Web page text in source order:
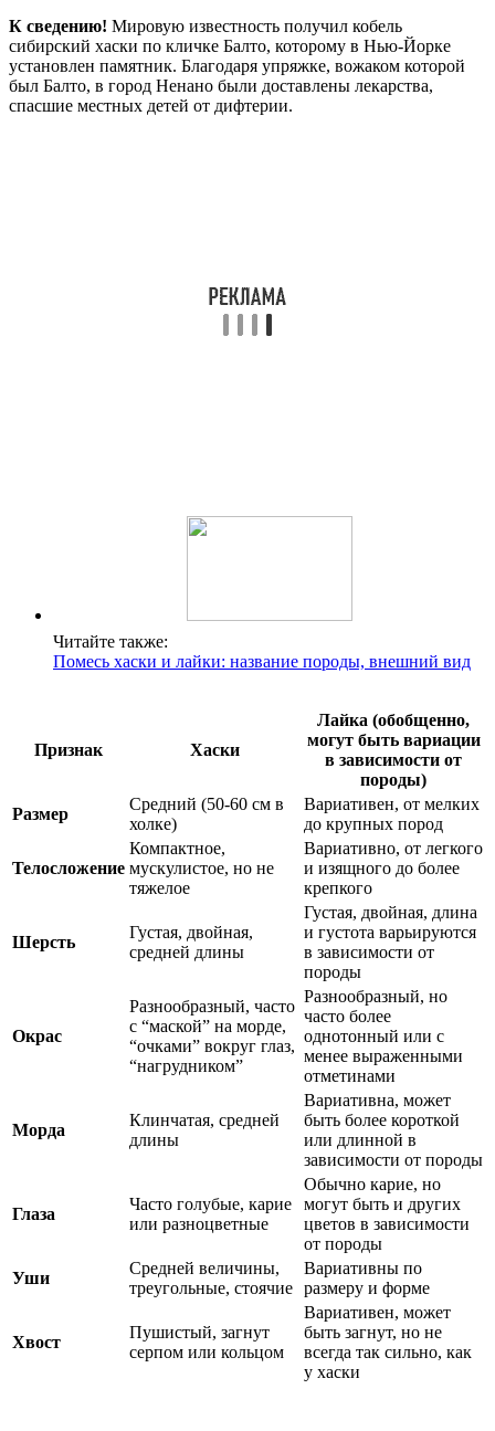
К сведению! Мировую известность получил кобель
сибирский хаски по кличке Балто, которому в Нью-Йорке
установлен памятник. Благодаря упряжке, вожаком которой
был Балто, в город Ненано были доставлены лекарства,
спасшие местных детей от дифтерии.
Читайте также:
Помесь хаски и лайки: название породы, внешний вид
Признак Хаски
Лайка (обобщенно,
могут быть вариации
в зависимости от
породы)
Размер
Средний (50-60 см в
холке)
Вариативен, от мелких
до крупных пород
Телосложение
Компактное,
мускулистое, но не
тяжелое
Вариативно, от легкого
и изящного до более
крепкого
Шерсть
Густая, двойная,
средней длины
Густая, двойная, длина
и густота варьируются
в зависимости от
породы
Окрас
Разнообразный, часто
с “маской” на морде,
“очками” вокруг глаз,
“нагрудником”
Разнообразный, но
часто более
однотонный или с
менее выраженными
отметинами
Морда
Клинчатая, средней
длины
Вариативна, может
быть более короткой
или длинной в
зависимости от породы
Глаза
Часто голубые, карие
или разноцветные
Обычно карие, но
могут быть и других
цветов в зависимости
от породы
Уши
Средней величины,
треугольные, стоячие
Вариативны по
размеру и форме
Хвост
Пушистый, загнут
серпом или кольцом
Вариативен, может
быть загнут, но не
всегда так сильно, как
у хаски